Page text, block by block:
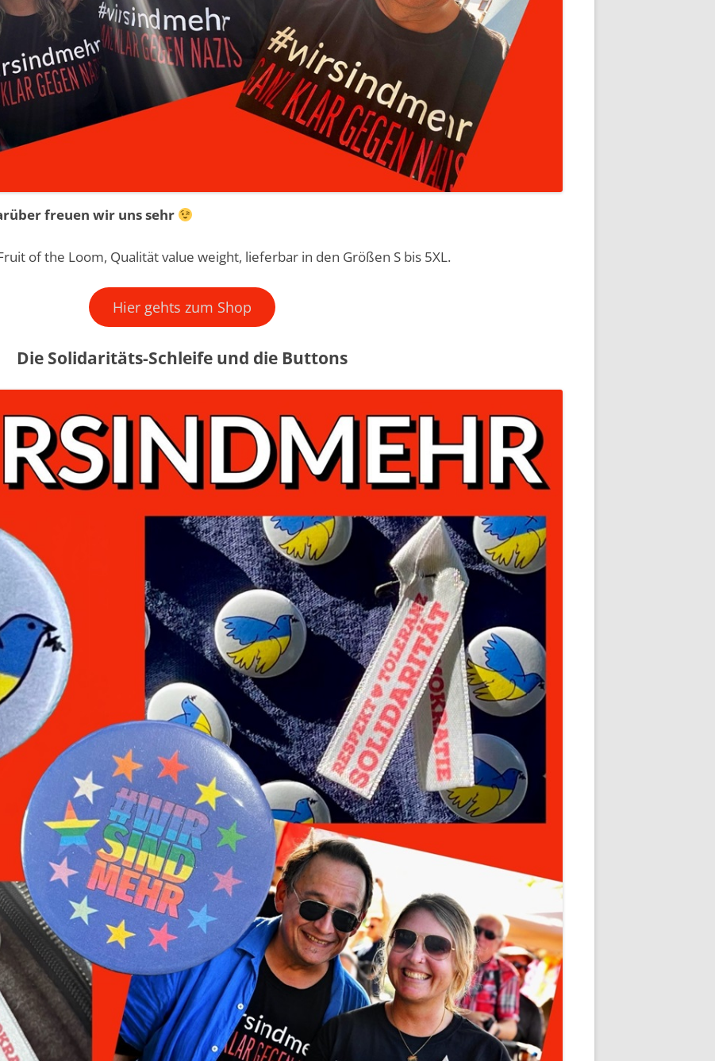
freuen wir uns sehr
of the Loom, Qualität value weight, lieferbar in den Größen S bis 5XL.
Hier gehts zum Shop
Die Solidaritäts-Schleife und die Buttons